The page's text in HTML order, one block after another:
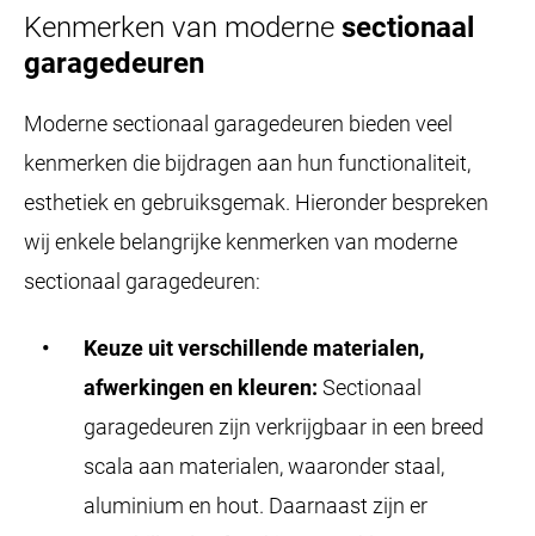
Kenmerken van modernesectionaal
garagedeuren
Moderne sectionaal garagedeuren bieden veel
kenmerken die bijdragen aan hun functionaliteit,
esthetiek en gebruiksgemak. Hieronder bespreken
wij enkele belangrijke kenmerken van moderne
sectionaal garagedeuren:
Keuze uit verschillende materialen,
afwerkingen en kleuren: Sectionaal
garagedeuren zijn verkrijgbaar in een breed
scala aan materialen, waaronder staal,
aluminium en hout. Daarnaast zijn er